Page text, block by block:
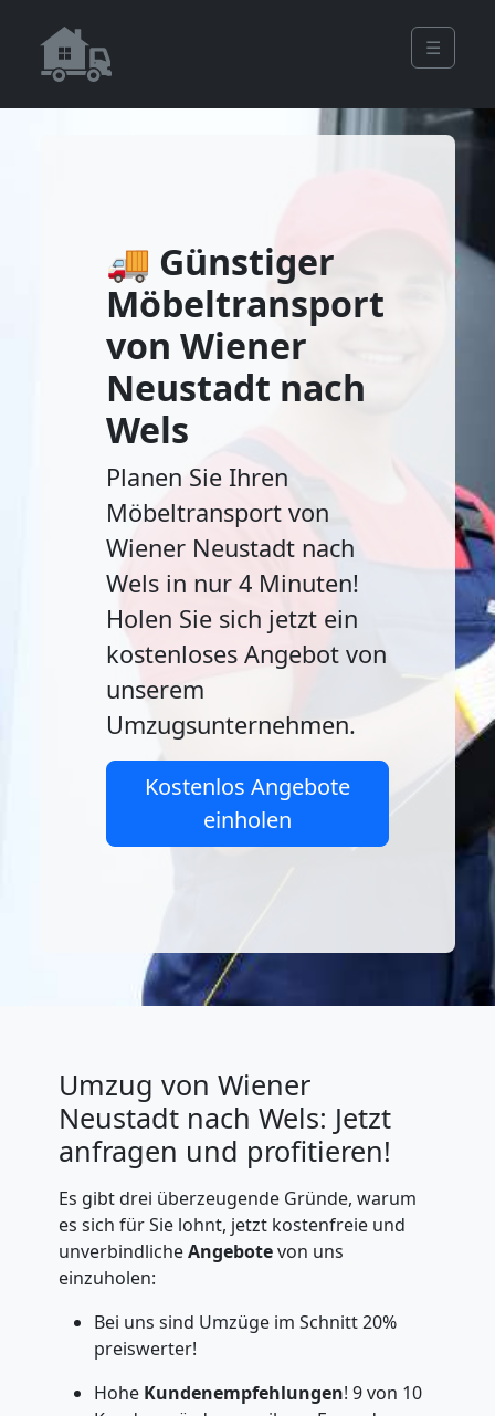
☰
🚚 Günstiger
Möbeltransport
von Wiener
Neustadt nach
Wels
Planen Sie Ihren
Möbeltransport von
Wiener Neustadt nach
Wels in nur 4 Minuten!
Holen Sie sich jetzt ein
kostenloses Angebot von
unserem
Umzugsunternehmen.
Kostenlos Angebote
einholen
Umzug von Wiener
Neustadt nach Wels: Jetzt
anfragen und profitieren!
Es gibt drei überzeugende Gründe, warum
es sich für Sie lohnt, jetzt kostenfreie und
unverbindlicheAngebotevon uns
einzuholen:
Bei uns sind Umzüge im Schnitt 20%
preiswerter!
Hohe Kundenempfehlungen! 9 von 10